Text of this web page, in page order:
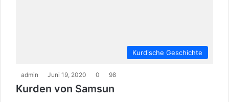
Kurdische Geschichte
admin Juni 19, 2020 0 98
Kurden von Samsun